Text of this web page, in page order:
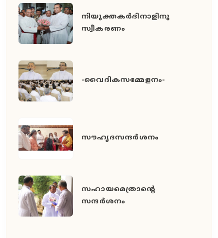
നിയുക്തകർദിനാളിനു
സ്വീകരണം
-വൈദികസമ്മേളനം-
സൗഹൃദസന്ദർശനം
സഹായമെത്രാന്റെ
സന്ദർശനം